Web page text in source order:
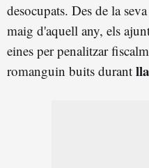
desocupats. Des de la
maig d'aquell any, els
eines per penalitzar
romanguin buits durant